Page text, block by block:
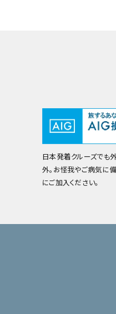
日本発着クルーズでも
外。お怪我やご病気に
にご加入ください。